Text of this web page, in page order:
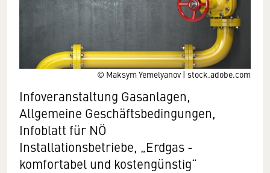
© Maksym Yemelyanov | stock.adobe.com
Infoveranstaltung Gasanlagen,
Allgemeine Geschäftsbedingungen,
Infoblatt für NÖ
Installationsbetriebe, „Erdgas -
komfortabel und kostengünstig“